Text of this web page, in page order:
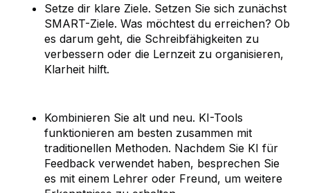
Setze dir klare Ziele. Setzen Sie sich zunächst
SMART-Ziele. Was möchtest du erreichen? Ob
es darum geht, die Schreibfähigkeiten zu
verbessern oder die Lernzeit zu organisieren,
Klarheit hilft.
Kombinieren Sie alt und neu. KI-Tools
funktionieren am besten zusammen mit
traditionellen Methoden. Nachdem Sie KI für
Feedback verwendet haben, besprechen Sie
es mit einem Lehrer oder Freund, um weitere